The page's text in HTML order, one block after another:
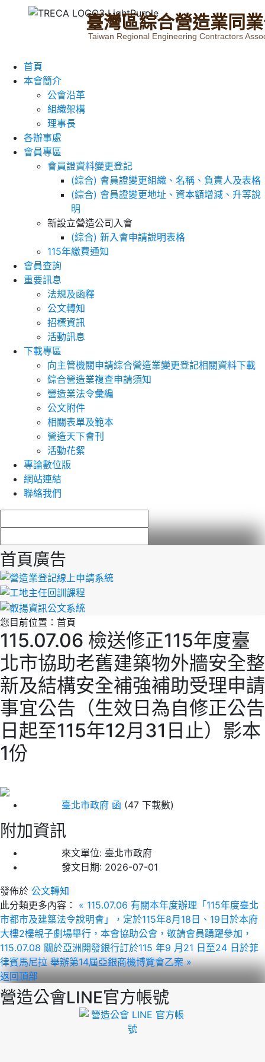
臺灣區綜合營造業同業
Taiwan Regional Engineering Contractors
首頁
本會簡介
公會沿革
組織架構
理事長
各辦事處
會員專區
會員證資料變更登記
(綜合) 會員證變更組織、名稱、負責人及表格
(綜合) 會員證變更地址、資本額增減、升等說
明
新設立營造公司入會
(綜合) 新入會申請說明表格
115年繳費通知
會員查詢
重要訊息
法規及函釋
公文轉知
招標資訊
活動訊息
下載專區
向主管機關申請綜合營造業變更登記相關資料下載
綜合營造業複查申請須知
營造業法令彙編
公文附件
相關表單及範本
營造天下會刊
活動花絮
專論數位版
網站連結
聯絡我們
首頁廣告
您目前位置： 首頁
115.07.06 檢送修正115年度臺
北市協助老舊建築物外牆安全整
新及結構安全補強補助受理申請
事宜公告（生效日為自修正公告
日起至115年12月31日止）影本
1份
臺北市政府 函 (47 下載數)
附加資訊
來文單位: 臺北市政府
發文日期: 2026-07-01
發佈於 公文轉知
此分類更多內容：
« 115.07.06 有關本年度辦理「115年度臺北
市都市及建築法令說明會」，定於115年8月18日、19日於本府
大樓2樓親子劇場舉行，本會協助公會，敬請會員踴躍參加，
115.07.08 關於亞洲開發銀行訂於115 年9 月21 日至24 日於菲
律賓馬尼拉 舉辦第14屆亞銀商機博覽會乙案 »
返回頂部
營造公會LINE官方帳號